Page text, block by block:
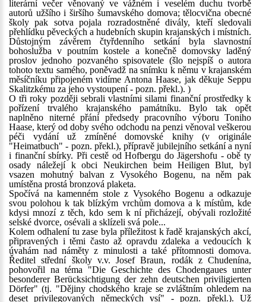
literární večer věnovaný ve vážném i veselém duchu tvorbě
autorů užšího i širšího šumavského domova; tělocvična obecné
školy pak sotva pojala rozradostněné divály, kteří sledovali
přehlídku pěveckých a hudebních skupin krajanských i místních.
Důstojným závěrem čtyřdenního setkání byla slavnostní
bohoslužba v poutním kostele a konečně domovsky laděný
proslov jednoho pozvaného spisovatele (šlo nejspíš o autora
tohoto textu samého, poněvadž na snímku k němu v krajanském
měsíčníku připojeném vidíme Antona Haase, jak děkuje Seppu
Skalitzkému za jeho vystoupení - pozn. překl.). )
O tři roky později sebrali vlastními silami finanční prostředky k
pořízení trvalého krajanského památníku. Bylo tak opět
naplněno niterné přání předsedy pracovního výboru Toniho
Haase, který od doby svého odchodu na penzi věnoval veškerou
péči vydání už zmíněné domovské knihy (v originále
"Heimatbuch" - pozn. překl.), přípravě jubilejního setkání a nyní
i finanční sbírky. Při cestě od Hofbergu do Jägershofu - obě ty
osady náležejí k obci Neukirchen beim Heiligen Blut, byl
vsazen mohutný balvan z Vysokého Bogenu, na něm pak
umístěna prostá bronzová plaketa.
Spočívá na kamenném stole z Vysokého Bogenu a odkazuje
svou polohou k tak blízkým vrchům domova a k místům, kde
kdysi mnozí z těch, kdo sem k ní přicházejí, obývali rozložité
selské dvorce, osévali a sklízeli svá pole...
Kolem odhalení tu zase byla příležitost k řadě krajanských akcí,
připravených i těmi často až opravdu zdaleka a vedoucích k
úvahám nad náměty z minulosti a také přítomnosti domova.
Ředitel střední školy v.v. Josef Braun, rodák z Chudenína,
pohovořil na téma "Die Geschichte des Chodengaues unter
besonderer Berücksichtigung der zehn deutschen priviligierten
Dörfer" (tj. "Dějiny chodského kraje se zvláštním ohledem na
deset privilegovaných německých vsí" - pozn. překl.). Už